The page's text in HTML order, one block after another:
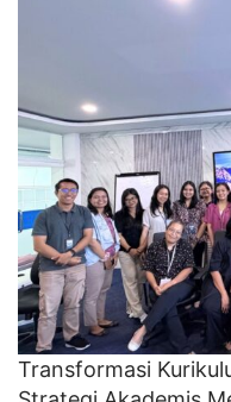
Transformasi